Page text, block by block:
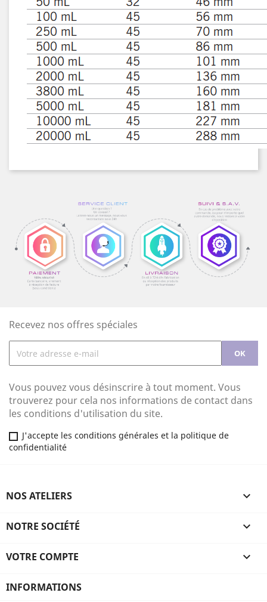
Recevez nos offres spéciales
Vous pouvez vous désinscrire à tout moment. Vous
trouverez pour cela nos informations de contact dans
les conditions d'utilisation du site.
J'accepte les conditions générales et la politique de
confidentialité
NOS ATELIERS 
NOTRE SOCIÉTÉ 
VOTRE COMPTE 
INFORMATIONS